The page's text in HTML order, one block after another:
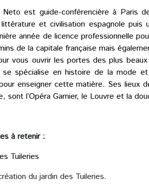
Neto est guide-conférencière à Paris
et civilisation espagnole
année de licence professionnelle
de la capitale française mais
vous ouvrir les portes des plus
se spécialise en histoire de la mode
enseigner cette matière. Ses lieux
sont l’Opéra Garnier, le Louvre et la
à retenir :
Tuileries
du jardin des Tuileries.